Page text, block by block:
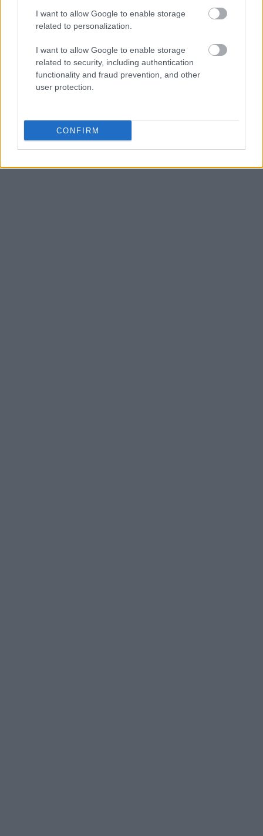
I want to allow Google to enable storage
related to personalization.
I want to allow Google to enable storage
related to security, including authentication
functionality and fraud prevention, and other
user protection.
CONFIRM